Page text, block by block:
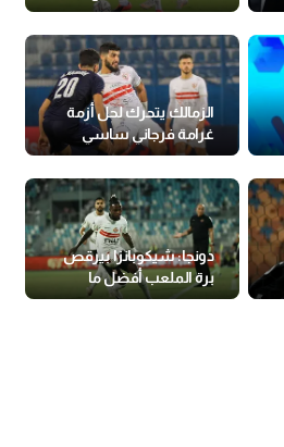
الزمالك
الزمالك يتحرك لحل أزمة
غرامة فرجاني ساسي
دونجا: شيكوبانزا بيرقص
برة الملعب أفضل ما
بيلعب